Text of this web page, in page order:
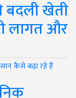
बदली खेती
लागत और